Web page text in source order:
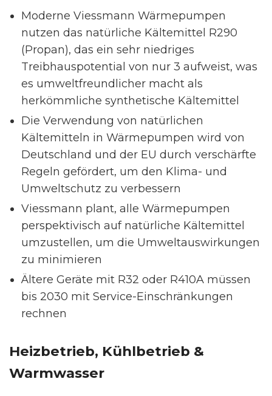
Moderne Viessmann Wärmepumpen
nutzen das natürliche Kältemittel R290
(Propan), das ein sehr niedriges
Treibhauspotential von nur 3 aufweist, was
es umweltfreundlicher macht als
herkömmliche synthetische Kältemittel
Die Verwendung von natürlichen
Kältemitteln in Wärmepumpen wird von
Deutschland und der EU durch verschärfte
Regeln gefördert, um den Klima- und
Umweltschutz zu verbessern
Viessmann plant, alle Wärmepumpen
perspektivisch auf natürliche Kältemittel
umzustellen, um die Umweltauswirkungen
zu minimieren
Ältere Geräte mit R32 oder R410A müssen
bis 2030 mit Service-Einschränkungen
rechnen
Heizbetrieb, Kühlbetrieb &
Warmwasser